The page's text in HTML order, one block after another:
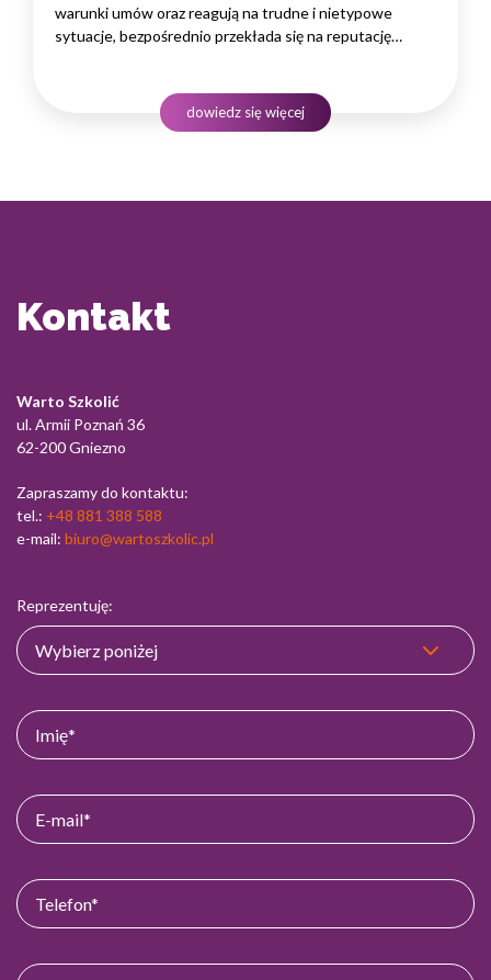
warunki umów oraz reagują na trudne i nietypowe
sytuacje, bezpośrednio przekłada się na reputację
produktowej, lecz także rozwiniętych kompetencji
komunikacyjnych, empatii…
dowiedz się więcej
Kontakt
Warto Szkolić
ul. Armii Poznań 36
62-200 Gniezno
Zapraszamy do kontaktu:
tel.: +48 881 388 588
e-mail: biuro@wartoszkolic.pl
Reprezentuję: